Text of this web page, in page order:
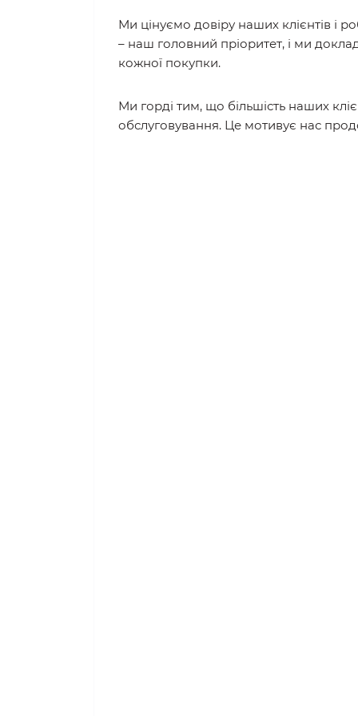
Ми цінуємо довіру наших клієнтів і
– наш головний пріоритет, і ми
кожної покупки.
Ми горді тим, що більшість наших
обслуговування. Це мотивує нас